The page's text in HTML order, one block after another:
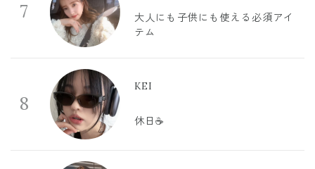
7
大人にも子供にも使える必須アイ
テム
8
KEI
休日☕️